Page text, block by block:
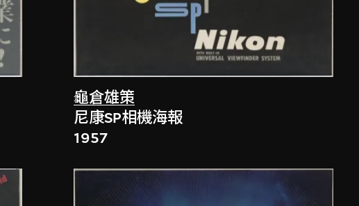
龜倉雄策
尼康SP相機海報
1957